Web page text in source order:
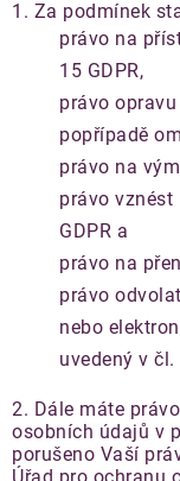
1. Za podmínek
právo na
15 GDPR,
právo
popřípadě
právo na
právo
GDPR a
právo na
právo
nebo
uvedený v
2. Dále máte
osobních údajů v
porušeno Vaší